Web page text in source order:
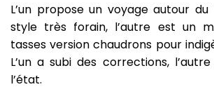
L’un propose un voyage autour
style très forain, l’autre est un
tasses version chaudrons pour
L’un a subi des corrections,
l’état.